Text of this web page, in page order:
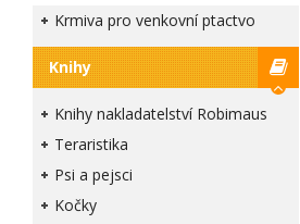
Krmiva pro venkovní ptactvo
Knihy
Knihy nakladatelství Robimaus
Teraristika
Psi a pejsci
Kočky